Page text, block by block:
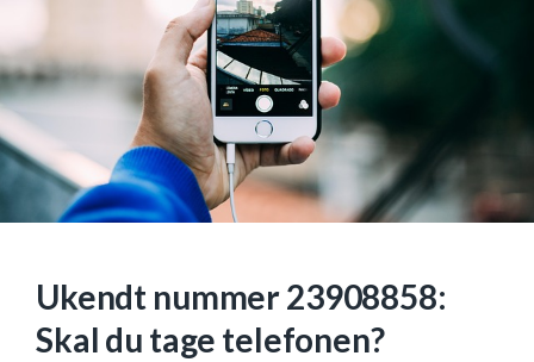
Ukendt nummer 23908858:
Skal du tage telefonen?